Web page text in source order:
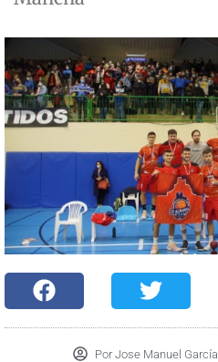
PorJose Manuel García